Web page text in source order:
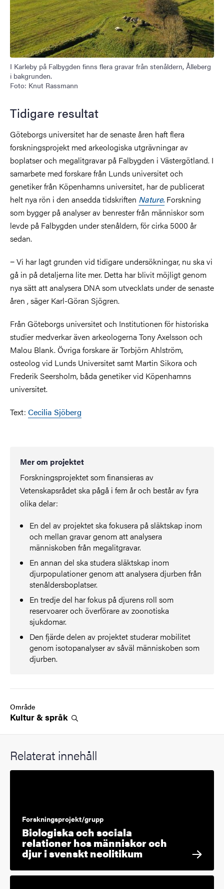
I Karleby på Falbygden finns flera gravar från stenåldern, Ålleberg
i bakgrunden.
Foto: Knut Rassmann
Tidigare resultat
Göteborgs universitet har de senaste åren haft flera
forskningsprojekt med arkeologiska utgrävningar av
boplatser och megalitgravar på Falbygden i Västergötland. I
samarbete med forskare från Lunds universitet och
genetiker från Köpenhamns universitet, har de publicerat
helt nya rön i den ansedda tidskriften Nature. Forskning
som bygger på analyser av benrester från människor som
levde på Falbygden under stenåldern, för cirka 5000 år
sedan.
−Vi har lagt grunden vid tidigare undersökningar, nu ska vi
gå in på detaljerna lite mer. Detta har blivit möjligt genom
nya sätt att analysera DNA som utvecklats under de senaste
åren , säger Karl-Göran Sjögren.
Från Göteborgs universitet och Institutionen för historiska
studier medverkar även arkeologerna Tony Axelsson och
Malou Blank. Övriga forskare är Torbjörn Ahlström,
osteolog vid Lunds Universitet samt Martin Sikora och
Frederik Seersholm, båda genetiker vid Köpenhamns
universitet.
Text: Cecilia Sjöberg
Mer om projektet
Forskningsprojektet som finansieras av
Vetenskapsrådet ska pågå i fem år och består av fyra
olika delar:
En del av projektet ska fokusera på släktskap inom
och mellan gravar genom att analysera
människoben från megalitgravar.
En annan del ska studera släktskap inom
djurpopulationer genom att analysera djurben från
stenåldersboplatser.
En tredje del har fokus på djurens roll som
reservoarer och överförare av zoonotiska
sjukdomar.
Den fjärde delen av projektet studerar mobilitet
genom isotopanalyser av såväl människoben som
djurben.
Område
Kultur &språk
Relaterat innehåll
Forskningsprojekt/grupp
Biologiska och sociala
relationer hos människor och
djur i svenskt neolitikum